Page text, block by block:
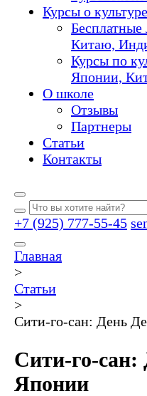
Курсы о культуре
Китаю,
Курсы по
Японии,
О школе
Отзывы
Партнеры
Статьи
Контакты
+7 (925) 777-55-45
Главная
>
Статьи
>
Сити-го-сан: День
Сити-го-сан:
Японии